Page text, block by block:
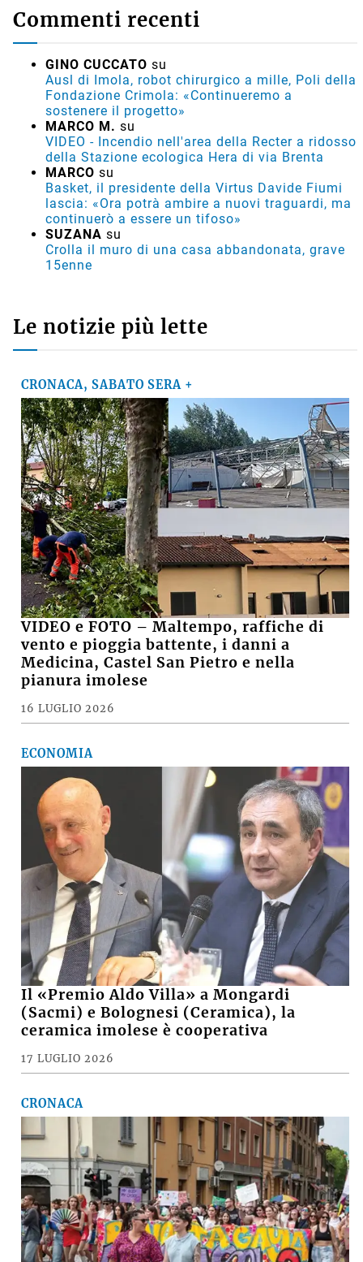
Commenti recenti
GINO CUCCATO su
Ausl di Imola, robot chirurgico a mille, Poli della
Fondazione Crimola: «Continueremo a
sostenere il progetto»
MARCO M. su
VIDEO - Incendio nell'area della Recter a ridosso
della Stazione ecologica Hera di via Brenta
MARCO su
Basket, il presidente della Virtus Davide Fiumi
lascia: «Ora potrà ambire a nuovi traguardi, ma
continuerò a essere un tifoso»
SUZANA su
Crolla il muro di una casa abbandonata, grave
15enne
Le notizie più lette
CRONACA, SABATO SERA +
VIDEO e FOTO – Maltempo, raffiche di
vento e pioggia battente, i danni a
Medicina, Castel San Pietro e nella
pianura imolese
16 LUGLIO 2026
ECONOMIA
Il «Premio Aldo Villa» a Mongardi
(Sacmi) e Bolognesi (Ceramica), la
ceramica imolese è cooperativa
17 LUGLIO 2026
CRONACA